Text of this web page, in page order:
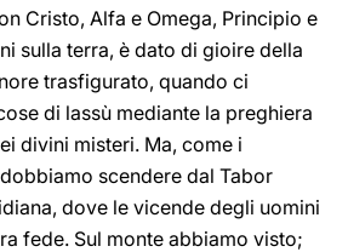
Cristo, Alfa e Omega, Principio e
sulla terra, è dato di gioire della
trasfigurato, quando ci
di lassù mediante la preghiera
divini misteri. Ma, come i
scendere dal Tabor
dove le vicende degli uomini
fede. Sul monte abbiamo visto;